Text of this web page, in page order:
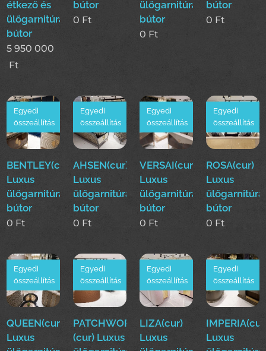
étkező és
ülőgarnitúra
bútor
5 950 000
Ft
bútor
0 Ft
ülőgarnitúra
bútor
0 Ft
bútor
0 Ft
BENTLEY(cur)
Luxus
ülőgarnitúra
bútor
Egyedi
összeállítás
0 Ft
AHSEN(cur)
Luxus
ülőgarnitúra
bútor
Egyedi
összeállítás
0 Ft
VERSAI(cur)
Luxus
ülőgarnitúra
bútor
Egyedi
összeállítás
0 Ft
ROSA(cur)
Luxus
ülőgarnitúra
bútor
Egyedi
összeállítás
0 Ft
QUEEN(cur)
Luxus
Egyedi
összeállítás
PATCHWORK
(cur) Luxus
Egyedi
összeállítás
LIZA(cur)
Luxus
Egyedi
összeállítás
Luxus
Egyedi
összeállítás